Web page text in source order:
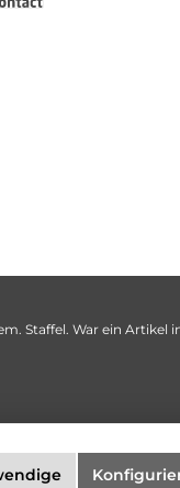
Staffel. War ein Artikel